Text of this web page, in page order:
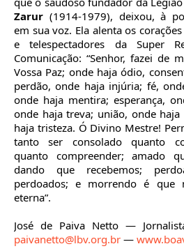
Zarur (1914-1979), deixou, à
em sua voz. Ela alenta os
e telespectadores da Super
Comunicação: “Senhor, fazei de
Vossa Paz; onde haja ódio,
perdão, onde haja injúria; fé,
onde haja mentira; esperança,
onde haja treva; união, onde
haja tristeza. Ó Divino Mestre!
tanto ser consolado quanto
quanto compreender; amado
dando que recebemos;
perdoados; e morrendo é que
eterna”.
José de Paiva Netto ―
paivanetto@lbv.org.br —